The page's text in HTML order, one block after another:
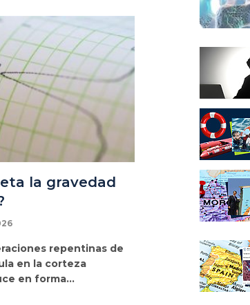
la gravedad
repentinas de
en la corteza
en forma…